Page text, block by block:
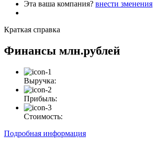
Эта ваша компания? внести зменения
Краткая справка
Финансы млн.рублей
Выручка:
Прибыль:
Стоимость:
Подробная информация